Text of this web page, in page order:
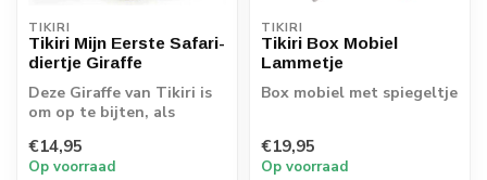
TIKIRI
Tikiri Mijn Eerste Safari-
diertje Giraffe
Deze Giraffe van Tikiri is
om op te bijten, als
bad te ne...
€14,95
Op voorraad
TIKIRI
Tikiri Box Mobiel
Lammetje
Box mobiel met spiegeltje
€19,95
Op voorraad